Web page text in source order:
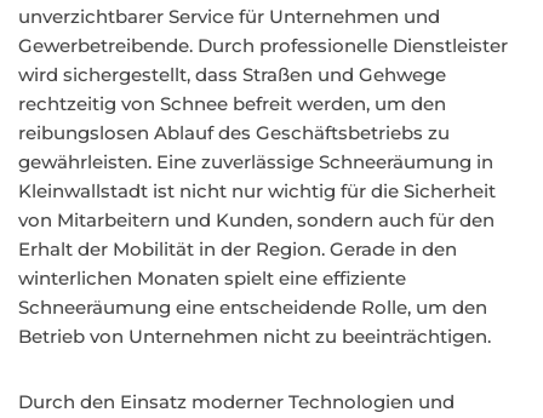
unverzichtbarer Service für Unternehmen und
Gewerbetreibende. Durch professionelle Dienstleister
wird sichergestellt, dass Straßen und Gehwege
rechtzeitig von Schnee befreit werden, um den
reibungslosen Ablauf des Geschäftsbetriebs zu
gewährleisten. Eine zuverlässige Schneeräumung in
Kleinwallstadt ist nicht nur wichtig für die Sicherheit
von Mitarbeitern und Kunden, sondern auch für den
Erhalt der Mobilität in der Region. Gerade in den
winterlichen Monaten spielt eine effiziente
Schneeräumung eine entscheidende Rolle, um den
Betrieb von Unternehmen nicht zu beeinträchtigen.
Durch den Einsatz moderner Technologien und